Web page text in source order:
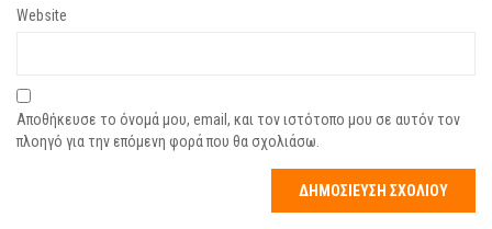
Website
Αποθήκευσε το όνομά μου, email, και τον ιστότοπο μου σε αυτόν τον
πλοηγό για την επόμενη φορά που θα σχολιάσω.